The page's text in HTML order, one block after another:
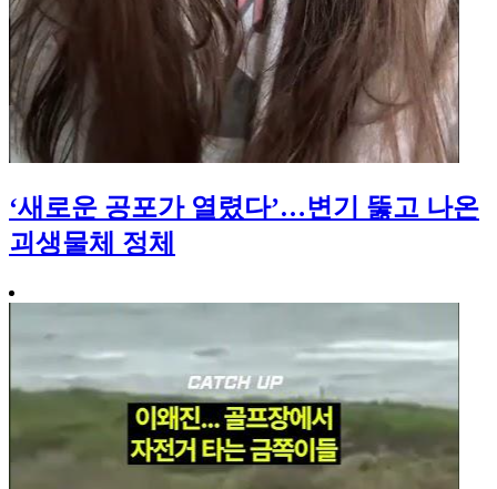
‘새로운 공포가 열렸다’…변기 뚫고 나온
괴생물체 정체